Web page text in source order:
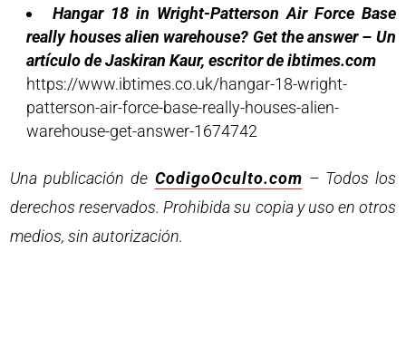
Hangar 18 in Wright-Patterson Air Force Base
really houses alien warehouse? Get the answer – Un
artículo de Jaskiran Kaur, escritor de ibtimes.com
https://www.ibtimes.co.uk/hangar-18-wright-
patterson-air-force-base-really-houses-alien-
warehouse-get-answer-1674742
Una publicación de CodigoOculto.com – Todos los
derechos reservados. Prohibida su copia y uso en otros
medios, sin autorización.